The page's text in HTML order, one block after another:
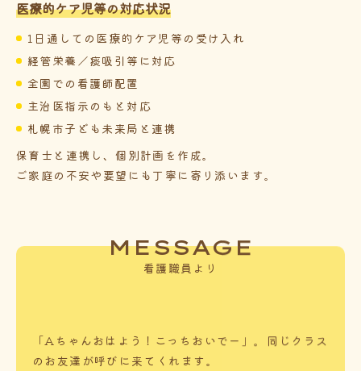
医療的ケア児等の対応状況
1日通しての医療的ケア児等の受け入れ
経管栄養／痰吸引等に対応
全園での看護師配置
主治医指示のもと対応
札幌市子ども未来局と連携
保育士と連携し、個別計画を作成。
ご家庭の不安や要望にも丁寧に寄り添います。
MESSAGE
看護職員より
「Aちゃんおはよう！こっちおいでー」。同じクラス
のお友達が呼びに来てくれます。